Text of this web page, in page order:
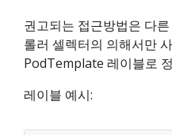
권고되는 접근방법은 다
롤러 셀렉터의 의해서만
PodTemplate 레이블로
레이블 예시: